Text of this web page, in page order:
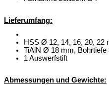
Lieferumfang:
HSS Ø 12, 14, 16, 20, 22
TiAlN Ø 18 mm, Bohrtiefe
1 Auswerfstift
Abmessungen und Gewichte: